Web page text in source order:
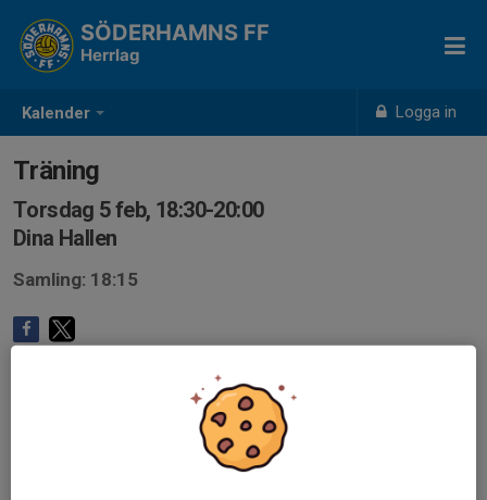
Kalender Logga in
SÖDERHAMNS FF
Herrlag
Träning
Torsdag 5 feb, 18:30-20:00
Dina Hallen
Samling: 18:15